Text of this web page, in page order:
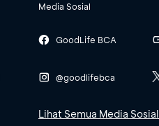
Media Sosial
GoodLife BCA
@goodlifebca
Lihat Semua Media Sosial